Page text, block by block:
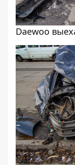
Daewoo